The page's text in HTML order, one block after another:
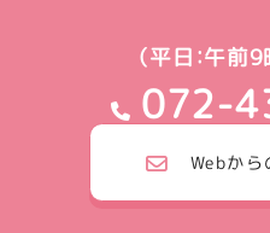
（平日：午前
072-
Webから